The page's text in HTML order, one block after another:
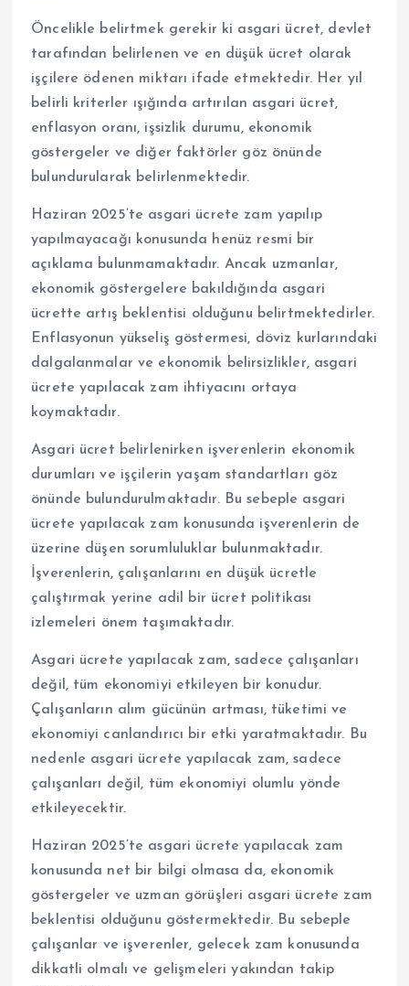
Öncelikle belirtmek gerekir ki asgari ücret, devlet
tarafından belirlenen ve en düşük ücret olarak
işçilere ödenen miktarı ifade etmektedir. Her yıl
belirli kriterler ışığında artırılan asgari ücret,
enflasyon oranı, işsizlik durumu, ekonomik
göstergeler ve diğer faktörler göz önünde
bulundurularak belirlenmektedir.
Haziran 2025’te asgari ücrete zam yapılıp
yapılmayacağı konusunda henüz resmi bir
açıklama bulunmamaktadır. Ancak uzmanlar,
ekonomik göstergelere bakıldığında asgari
ücrette artış beklentisi olduğunu belirtmektedirler.
Enflasyonun yükseliş göstermesi, döviz kurlarındaki
dalgalanmalar ve ekonomik belirsizlikler, asgari
ücrete yapılacak zam ihtiyacını ortaya
koymaktadır.
Asgari ücret belirlenirken işverenlerin ekonomik
durumları ve işçilerin yaşam standartları göz
önünde bulundurulmaktadır. Bu sebeple asgari
ücrete yapılacak zam konusunda işverenlerin de
üzerine düşen sorumluluklar bulunmaktadır.
İşverenlerin, çalışanlarını en düşük ücretle
çalıştırmak yerine adil bir ücret politikası
izlemeleri önem taşımaktadır.
Asgari ücrete yapılacak zam, sadece çalışanları
değil, tüm ekonomiyi etkileyen bir konudur.
Çalışanların alım gücünün artması, tüketimi ve
ekonomiyi canlandırıcı bir etki yaratmaktadır. Bu
nedenle asgari ücrete yapılacak zam, sadece
çalışanları değil, tüm ekonomiyi olumlu yönde
etkileyecektir.
Haziran 2025’te asgari ücrete yapılacak zam
konusunda net bir bilgi olmasa da, ekonomik
göstergeler ve uzman görüşleri asgari ücrete zam
beklentisi olduğunu göstermektedir. Bu sebeple
çalışanlar ve işverenler, gelecek zam konusunda
dikkatli olmalı ve gelişmeleri yakından takip